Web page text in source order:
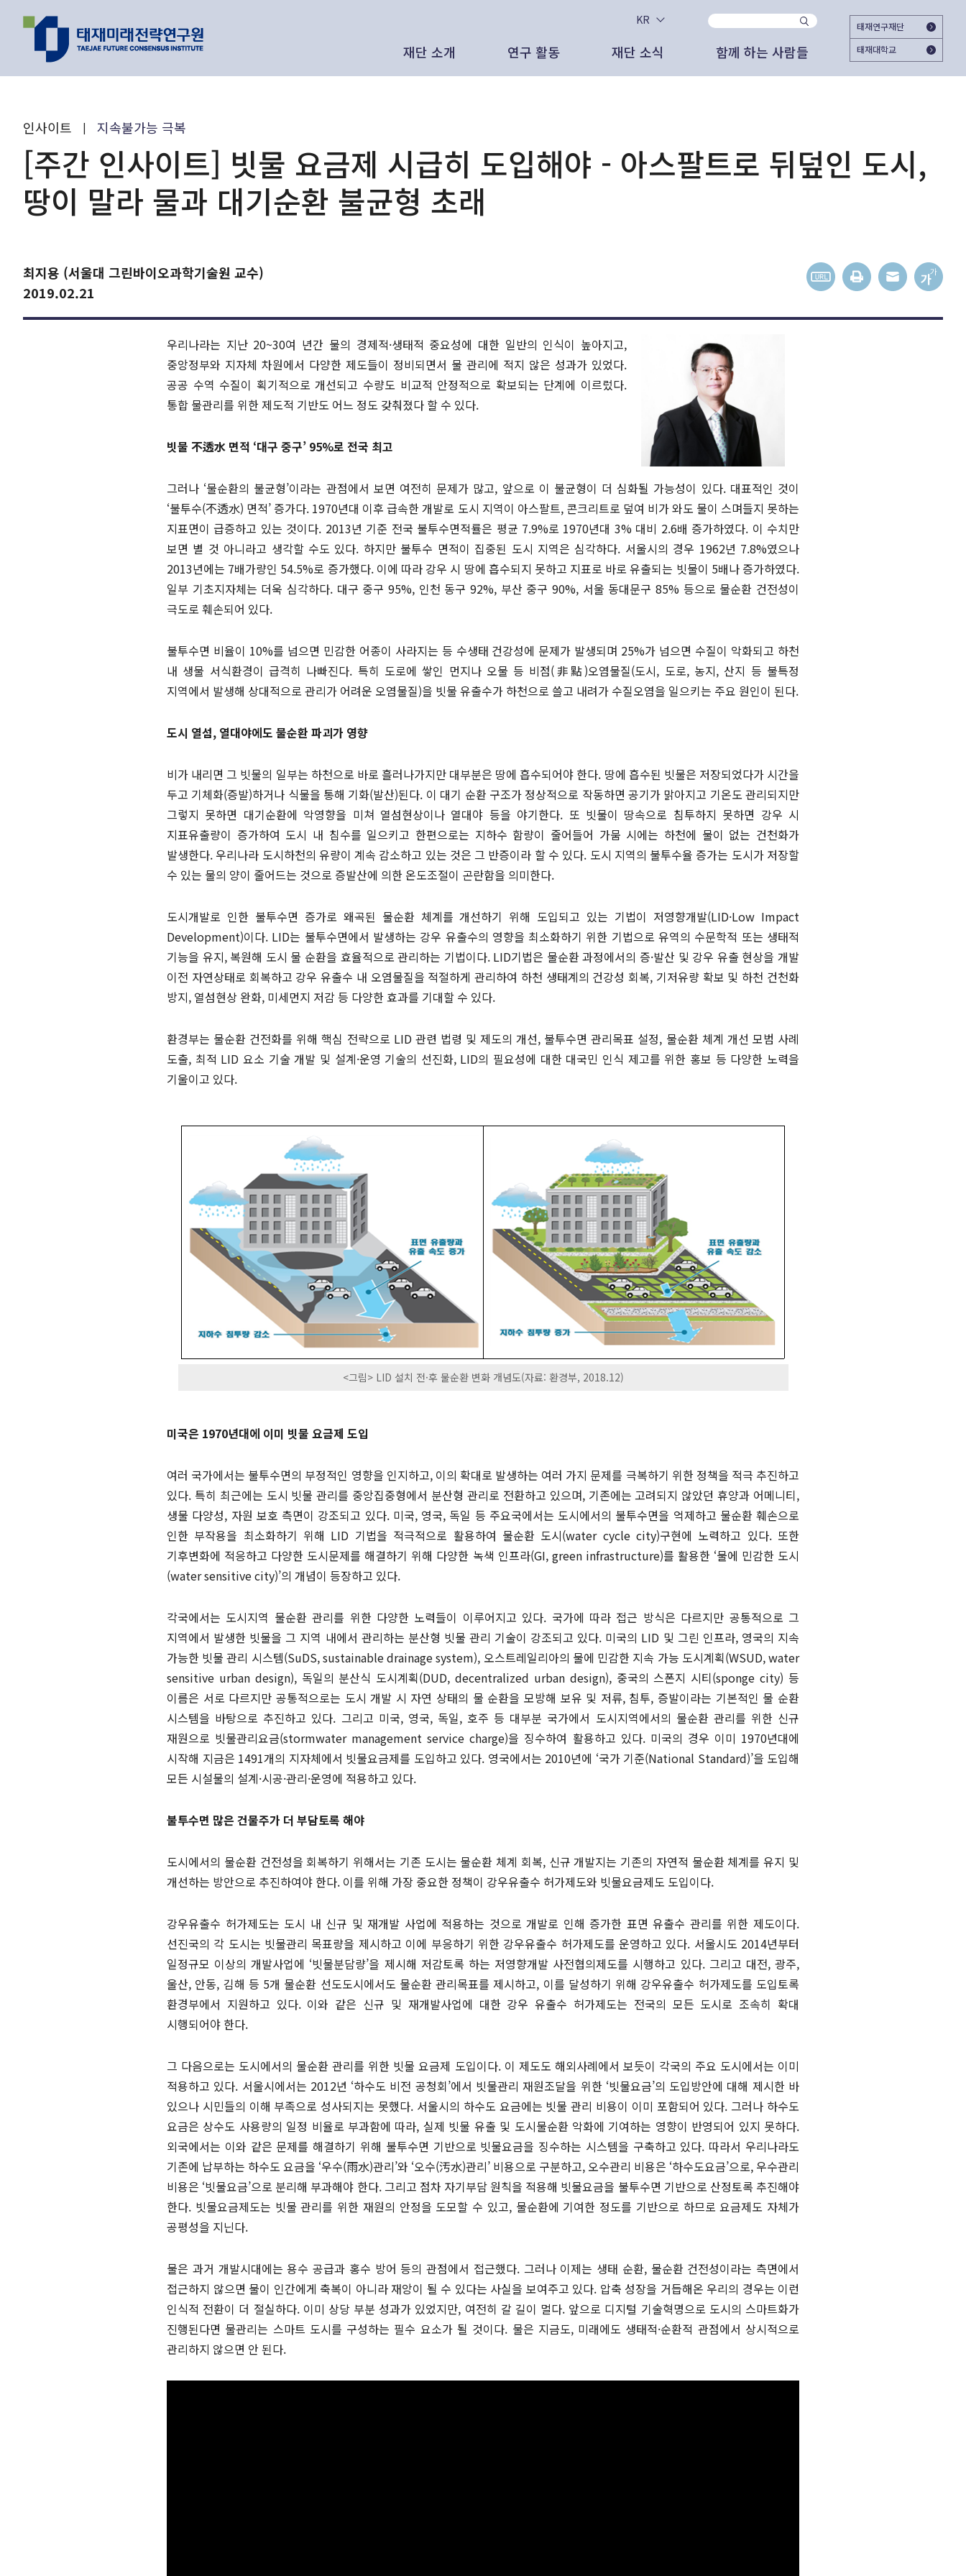
KR
재단 소개 연구 활동 재단 소식 함께 하는 사람들
태재연구재단
태재대학교
영상 자료
연구 주제와 과제
원리를 찾을 수 있을 것인가 - CES 2026, 피지컬
AI가 바꿔가는 노동과 삶
2025.06.18 관리자
[북리뷰 / 미션 이코노미] 절망의 시대,
새로운 미래로 이끌어줄 ‘문샷’이 필요하다
태재미래전략연구원은
오시는 길
발간 도서
최신 해외 동향
언론 보도
활동에 참여하실 수 있습니다.
가입하기
인사이트 | 지속불가능 극복
[주간 인사이트] 빗물 요금제 시급히 도입해야 - 아스팔트로 뒤덮인 도시,
땅이 말라 물과 대기순환 불균형 초래
최지용 (서울대 그린바이오과학기술원 교수)
2019.02.21
우리나라는 지난 20~30여 년간 물의 경제적·생태적 중요성에 대한 일반의 인식이 높아지고,
중앙정부와 지자체 차원에서 다양한 제도들이 정비되면서 물 관리에 적지 않은 성과가 있었다.
공공 수역 수질이 획기적으로 개선되고 수량도 비교적 안정적으로 확보되는 단계에 이르렀다.
통합 물관리를 위한 제도적 기반도 어느 정도 갖춰졌다 할 수 있다.
빗물 不透水 면적 ‘대구 중구’ 95%로 전국 최고
그러나 ‘물순환의 불균형’이라는 관점에서 보면 여전히 문제가 많고, 앞으로 이 불균형이 더 심화될 가능성이 있다. 대표적인 것이
‘불투수(不透水) 면적’ 증가다. 1970년대 이후 급속한 개발로 도시 지역이 아스팔트, 콘크리트로 덮여 비가 와도 물이 스며들지 못하는
지표면이 급증하고 있는 것이다. 2013년 기준 전국 불투수면적률은 평균 7.9%로 1970년대 3% 대비 2.6배 증가하였다. 이 수치만
보면 별 것 아니라고 생각할 수도 있다. 하지만 불투수 면적이 집중된 도시 지역은 심각하다. 서울시의 경우 1962년 7.8%였으나
2013년에는 7배가량인 54.5%로 증가했다. 이에 따라 강우 시 땅에 흡수되지 못하고 지표로 바로 유출되는 빗물이 5배나 증가하였다.
일부 기초지자체는 더욱 심각하다. 대구 중구 95%, 인천 동구 92%, 부산 중구 90%, 서울 동대문구 85% 등으로 물순환 건전성이
극도로 훼손되어 있다.
불투수면 비율이 10%를 넘으면 민감한 어종이 사라지는 등 수생태 건강성에 문제가 발생되며 25%가 넘으면 수질이 악화되고 하천
내 생물 서식환경이 급격히 나빠진다. 특히 도로에 쌓인 먼지나 오물 등 비점(非點)오염물질(도시, 도로, 농지, 산지 등 불특정
지역에서 발생해 상대적으로 관리가 어려운 오염물질)을 빗물 유출수가 하천으로 쓸고 내려가 수질오염을 일으키는 주요 원인이 된다.
도시 열섬, 열대야에도 물순환 파괴가 영향
비가 내리면 그 빗물의 일부는 하천으로 바로 흘러나가지만 대부분은 땅에 흡수되어야 한다. 땅에 흡수된 빗물은 저장되었다가 시간을
두고 기체화(증발)하거나 식물을 통해 기화(발산)된다. 이 대기 순환 구조가 정상적으로 작동하면 공기가 맑아지고 기온도 관리되지만
그렇지 못하면 대기순환에 악영향을 미쳐 열섬현상이나 열대야 등을 야기한다. 또 빗물이 땅속으로 침투하지 못하면 강우 시
지표유출량이 증가하여 도시 내 침수를 일으키고 한편으로는 지하수 함량이 줄어들어 가뭄 시에는 하천에 물이 없는 건천화가
발생한다. 우리나라 도시하천의 유량이 계속 감소하고 있는 것은 그 반증이라 할 수 있다. 도시 지역의 불투수율 증가는 도시가 저장할
수 있는 물의 양이 줄어드는 것으로 증발산에 의한 온도조절이 곤란함을 의미한다.
도시개발로 인한 불투수면 증가로 왜곡된 물순환 체계를 개선하기 위해 도입되고 있는 기법이 저영향개발(LID·Low Impact
Development)이다. LID는 불투수면에서 발생하는 강우 유출수의 영향을 최소화하기 위한 기법으로 유역의 수문학적 또는 생태적
기능을 유지, 복원해 도시 물 순환을 효율적으로 관리하는 기법이다. LID기법은 물순환 과정에서의 증·발산 및 강우 유출 현상을 개발
이전 자연상태로 회복하고 강우 유출수 내 오염물질을 적절하게 관리하여 하천 생태계의 건강성 회복, 기저유량 확보 및 하천 건천화
방지, 열섬현상 완화, 미세먼지 저감 등 다양한 효과를 기대할 수 있다.
환경부는 물순환 건전화를 위해 핵심 전략으로 LID 관련 법령 및 제도의 개선, 불투수면 관리목표 설정, 물순환 체계 개선 모범 사례
도출, 최적 LID 요소 기술 개발 및 설계·운영 기술의 선진화, LID의 필요성에 대한 대국민 인식 제고를 위한 홍보 등 다양한 노력을
기울이고 있다.
<그림> LID 설치 전·후 물순환 변화 개념도(자료: 환경부, 2018.12)
미국은 1970년대에 이미 빗물 요금제 도입
여러 국가에서는 불투수면의 부정적인 영향을 인지하고, 이의 확대로 발생하는 여러 가지 문제를 극복하기 위한 정책을 적극 추진하고
있다. 특히 최근에는 도시 빗물 관리를 중앙집중형에서 분산형 관리로 전환하고 있으며, 기존에는 고려되지 않았던 휴양과 어메니티,
생물 다양성, 자원 보호 측면이 강조되고 있다. 미국, 영국, 독일 등 주요국에서는 도시에서의 불투수면을 억제하고 물순환 훼손으로
인한 부작용을 최소화하기 위해 LID 기법을 적극적으로 활용하여 물순환 도시(water cycle city)구현에 노력하고 있다. 또한
기후변화에 적응하고 다양한 도시문제를 해결하기 위해 다양한 녹색 인프라(GI, green infrastructure)를 활용한 ‘물에 민감한 도시
(water sensitive city)’의 개념이 등장하고 있다.
각국에서는 도시지역 물순환 관리를 위한 다양한 노력들이 이루어지고 있다. 국가에 따라 접근 방식은 다르지만 공통적으로 그
지역에서 발생한 빗물을 그 지역 내에서 관리하는 분산형 빗물 관리 기술이 강조되고 있다. 미국의 LID 및 그린 인프라, 영국의 지속
가능한 빗물 관리 시스템(SuDS, sustainable drainage system), 오스트레일리아의 물에 민감한 지속 가능 도시계획(WSUD, water
sensitive urban design), 독일의 분산식 도시계획(DUD, decentralized urban design), 중국의 스폰지 시티(sponge city) 등
이름은 서로 다르지만 공통적으로는 도시 개발 시 자연 상태의 물 순환을 모방해 보유 및 저류, 침투, 증발이라는 기본적인 물 순환
시스템을 바탕으로 추진하고 있다. 그리고 미국, 영국, 독일, 호주 등 대부분 국가에서 도시지역에서의 물순환 관리를 위한 신규
재원으로 빗물관리요금(stormwater management service charge)을 징수하여 활용하고 있다. 미국의 경우 이미 1970년대에
시작해 지금은 1491개의 지자체에서 빗물요금제를 도입하고 있다. 영국에서는 2010년에 ‘국가 기준(National Standard)’을 도입해
모든 시설물의 설계·시공·관리·운영에 적용하고 있다.
불투수면 많은 건물주가 더 부담토록 해야
도시에서의 물순환 건전성을 회복하기 위해서는 기존 도시는 물순환 체계 회복, 신규 개발지는 기존의 자연적 물순환 체계를 유지 및
개선하는 방안으로 추진하여야 한다. 이를 위해 가장 중요한 정책이 강우유출수 허가제도와 빗물요금제도 도입이다.
강우유출수 허가제도는 도시 내 신규 및 재개발 사업에 적용하는 것으로 개발로 인해 증가한 표면 유출수 관리를 위한 제도이다.
선진국의 각 도시는 빗물관리 목표량을 제시하고 이에 부응하기 위한 강우유출수 허가제도를 운영하고 있다. 서울시도 2014년부터
일정규모 이상의 개발사업에 ‘빗물분담량’을 제시해 저감토록 하는 저영향개발 사전협의제도를 시행하고 있다. 그리고 대전, 광주,
울산, 안동, 김해 등 5개 물순환 선도도시에서도 물순환 관리목표를 제시하고, 이를 달성하기 위해 강우유출수 허가제도를 도입토록
환경부에서 지원하고 있다. 이와 같은 신규 및 재개발사업에 대한 강우 유출수 허가제도는 전국의 모든 도시로 조속히 확대
시행되어야 한다.
그 다음으로는 도시에서의 물순환 관리를 위한 빗물 요금제 도입이다. 이 제도도 해외사례에서 보듯이 각국의 주요 도시에서는 이미
적용하고 있다. 서울시에서는 2012년 ‘하수도 비전 공청회’에서 빗물관리 재원조달을 위한 ‘빗물요금’의 도입방안에 대해 제시한 바
있으나 시민들의 이해 부족으로 성사되지는 못했다. 서울시의 하수도 요금에는 빗물 관리 비용이 이미 포함되어 있다. 그러나 하수도
요금은 상수도 사용량의 일정 비율로 부과함에 따라, 실제 빗물 유출 및 도시물순환 악화에 기여하는 영향이 반영되어 있지 못하다.
외국에서는 이와 같은 문제를 해결하기 위해 불투수면 기반으로 빗물요금을 징수하는 시스템을 구축하고 있다. 따라서 우리나라도
기존에 납부하는 하수도 요금을 ‘우수(雨水)관리’와 ‘오수(汚水)관리’ 비용으로 구분하고, 오수관리 비용은 ‘하수도요금’으로, 우수관리
비용은 ‘빗물요금’으로 분리해 부과해야 한다. 그리고 점차 자기부담 원칙을 적용해 빗물요금을 불투수면 기반으로 산정토록 추진해야
한다. 빗물요금제도는 빗물 관리를 위한 재원의 안정을 도모할 수 있고, 물순환에 기여한 정도를 기반으로 하므로 요금제도 자체가
공평성을 지닌다.
물은 과거 개발시대에는 용수 공급과 홍수 방어 등의 관점에서 접근했다. 그러나 이제는 생태 순환, 물순환 건전성이라는 측면에서
접근하지 않으면 물이 인간에게 축복이 아니라 재앙이 될 수 있다는 사실을 보여주고 있다. 압축 성장을 거듭해온 우리의 경우는 이런
인식적 전환이 더 절실하다. 이미 상당 부분 성과가 있었지만, 여전히 갈 길이 멀다. 앞으로 디지털 기술혁명으로 도시의 스마트화가
진행된다면 물관리는 스마트 도시를 구성하는 필수 요소가 될 것이다. 물은 지금도, 미래에도 생태적·순환적 관점에서 상시적으로
관리하지 않으면 안 된다.